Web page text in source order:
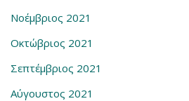
Νοέμβριος 2021
Οκτώβριος 2021
Σεπτέμβριος 2021
Αύγουστος 2021